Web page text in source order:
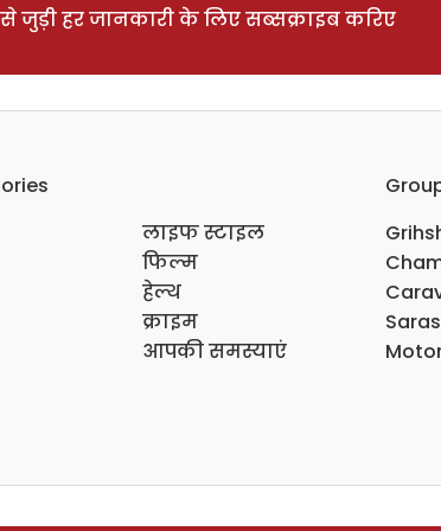
जुड़ी हर जानकारी के लिए सब्सक्राइब करिए
लाइफ स्टाइल
फिल्म
हेल्थ
क्राइम
आपकी समस्याएं